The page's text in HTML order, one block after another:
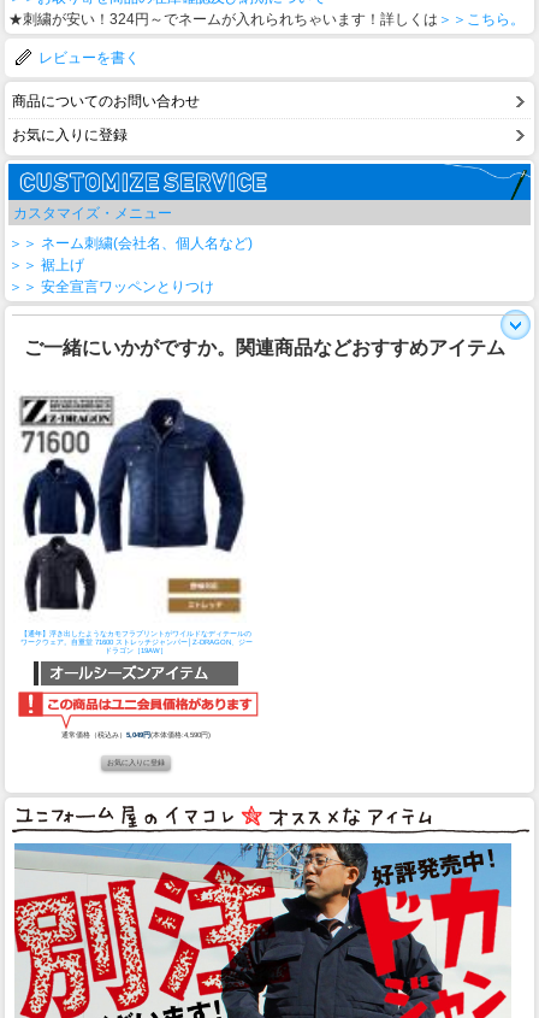
★刺繍が安い！324円～でネームが入れられちゃいます！詳しくは ＞＞こちら。
レビューを書く
商品についてのお問い合わせ
お気に入りに登録
カスタマイズ・メニュー
＞＞ ネーム刺繍(会社名、個人名など)
＞＞ 裾上げ
＞＞ 安全宣言ワッペンとりつけ
ご一緒にいかがですか。関連商品などおすすめアイテム
【通年】浮き出したようなカモフラプリントがワイルドなディテールの
ワークウェア。
自重堂 71600 ストレッチジャンパー│Z-DRAGON、ジー
ドラゴン［19AW］
通常価格（税込み）5,049円(本体価格:4,590円)